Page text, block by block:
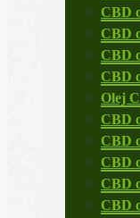
CBD
CBD
CBD
CBD
Olej
CBD
CBD
CBD
CBD
CBD